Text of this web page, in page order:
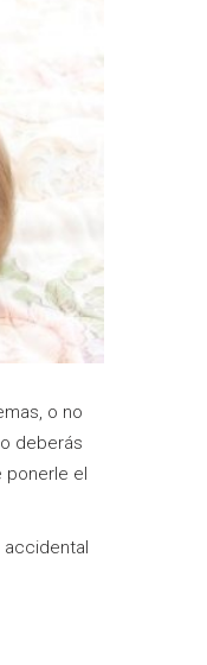
o no
deberás
ponerle el
accidental